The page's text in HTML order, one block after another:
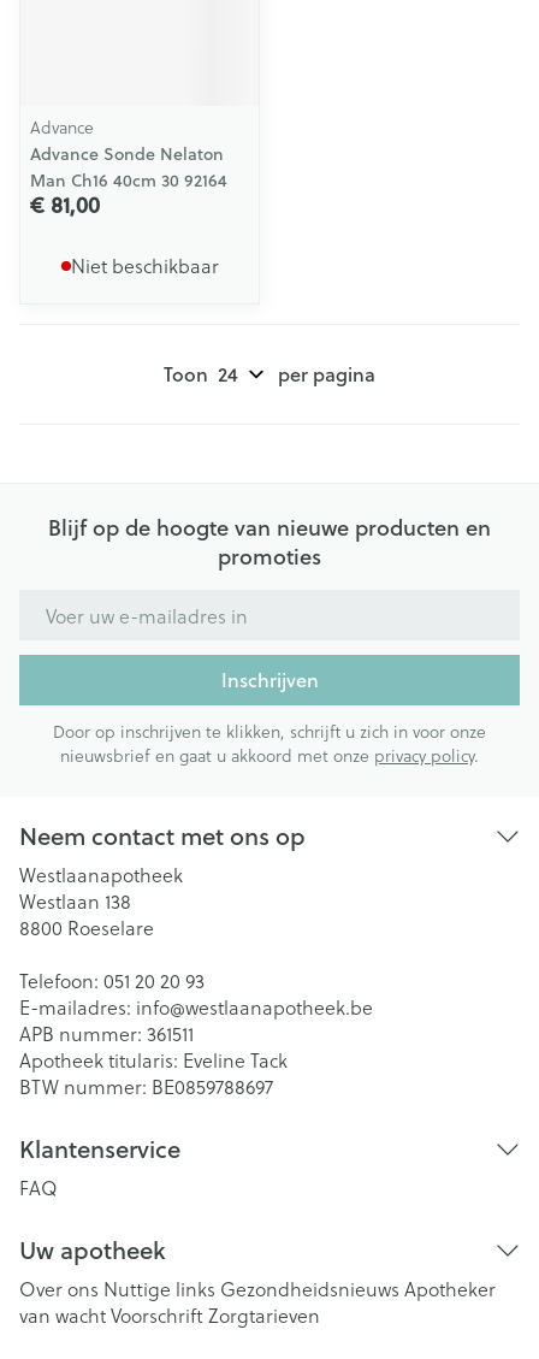
Advance
Advance Sonde Nelaton
Man Ch16 40cm 30 92164
€ 81,00
Niet beschikbaar
Toon per pagina
Blijf op de hoogte van nieuwe producten en
promoties
Inschrijven
Door op inschrijven te klikken, schrijft u zich in voor onze
nieuwsbrief en gaat u akkoord met onze privacy policy.
Neem contact met ons op
Westlaanapotheek
Westlaan 138
8800 Roeselare
Telefoon: 051 20 20 93
E-mailadres: info@westlaanapotheek.be
APB nummer: 361511
Apotheek titularis: Eveline Tack
BTW nummer: BE0859788697
Klantenservice
FAQ
Uw apotheek
Over ons Nuttige links Gezondheidsnieuws Apotheker
van wachtVoorschriftZorgtarieven